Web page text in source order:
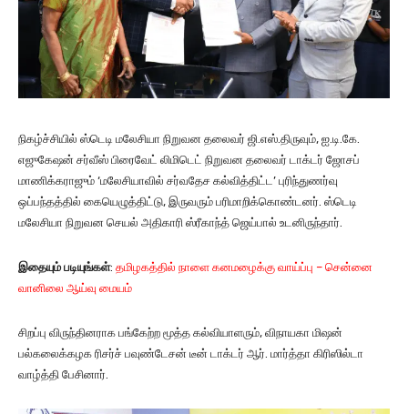
நிகழ்ச்சியில் ஸ்டெடி மலேசியா நிறுவன தலைவர் ஜி.எஸ்.திருவும், ஐ.டி.கே.
எஜுகேஷன் சர்வீஸ் பிரைவேட் லிமிடெட் நிறுவன தலைவர் டாக்டர் ஜோசப்
மாணிக்கராஜும் ‘மலேசியாவில் சர்வதேச கல்வித்திட்ட’ புரிந்துணர்வு
ஒப்பந்தத்தில் கையெழுத்திட்டு, இருவரும் பரிமாறிக்கொண்டனர். ஸ்டெடி
மலேசியா நிறுவன செயல் அதிகாரி ஸ்ரீகாந்த் ஜெய்பால் உடனிருந்தார்.
இதையும் படியுங்கள்: தமிழகத்தில் நாளை கனமழைக்கு வாய்ப்பு – சென்னை
வானிலை ஆய்வு மையம்
சிறப்பு விருந்தினராக பங்கேற்ற மூத்த கல்வியாளரும், விநாயகா மிஷன்
பல்கலைக்கழக ரிசர்ச் பவுண்டேசன் டீன் டாக்டர் ஆர். மார்த்தா கிரிஸில்டா
வாழ்த்தி பேசினார்.